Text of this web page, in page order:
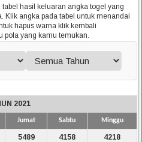
hasil keluaran angka togel yang
Klik angka pada tabel untuk menandai
hapus warna klik kembali
pola yang kamu temukan.
2021
Jumat Sabtu Minggu
5489 4158
4218